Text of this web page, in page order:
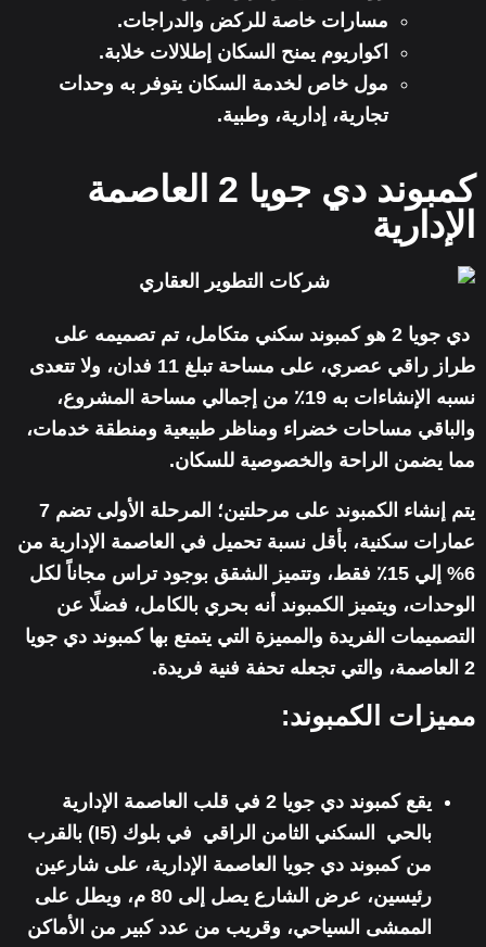
مسارات خاصة للركض والدراجات.
اكواريوم يمنح السكان إطلالات خلابة.
مول خاص لخدمة السكان يتوفر به وحدات
تجارية، إدارية، وطبية.
كمبوند دي جويا 2 العاصمة
الإدارية
دي جويا 2 هو كمبوند سكني متكامل، تم تصميمه على
طراز راقي عصري، على مساحة تبلغ 11 فدان، ولا تتعدى
نسبه الإنشاءات به 19٪ من إجمالي مساحة المشروع،
والباقي مساحات خضراء ومناظر طبيعية ومنطقة خدمات،
مما يضمن الراحة والخصوصية للسكان.
يتم إنشاء الكمبوند على مرحلتين؛ المرحلة الأولى تضم 7
عمارات سكنية، بأقل نسبة تحميل في العاصمة الإدارية من
6% إلي 15٪ فقط، وتتميز الشقق بوجود تراس مجاناً لكل
الوحدات، ويتميز الكمبوند أنه بحري بالكامل، فضلًا عن
التصميمات الفريدة والمميزة التي يتمتع بها كمبوند دي جويا
2 العاصمة، والتي تجعله تحفة فنية فريدة.
مميزات الكمبوند:
يقع كمبوند دي جويا 2 في قلب العاصمة الإدارية
بالحي السكني الثامن الراقي في بلوك (I5) بالقرب
من كمبوند دي جويا العاصمة الإدارية، على شارعين
رئيسين، عرض الشارع يصل إلى 80 م، ويطل على
الممشى السياحي، وقريب من عدد كبير من الأماكن